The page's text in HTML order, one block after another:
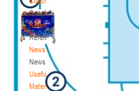
Coaches
Refereeing
Refereeing
News
News
Useful
Materials